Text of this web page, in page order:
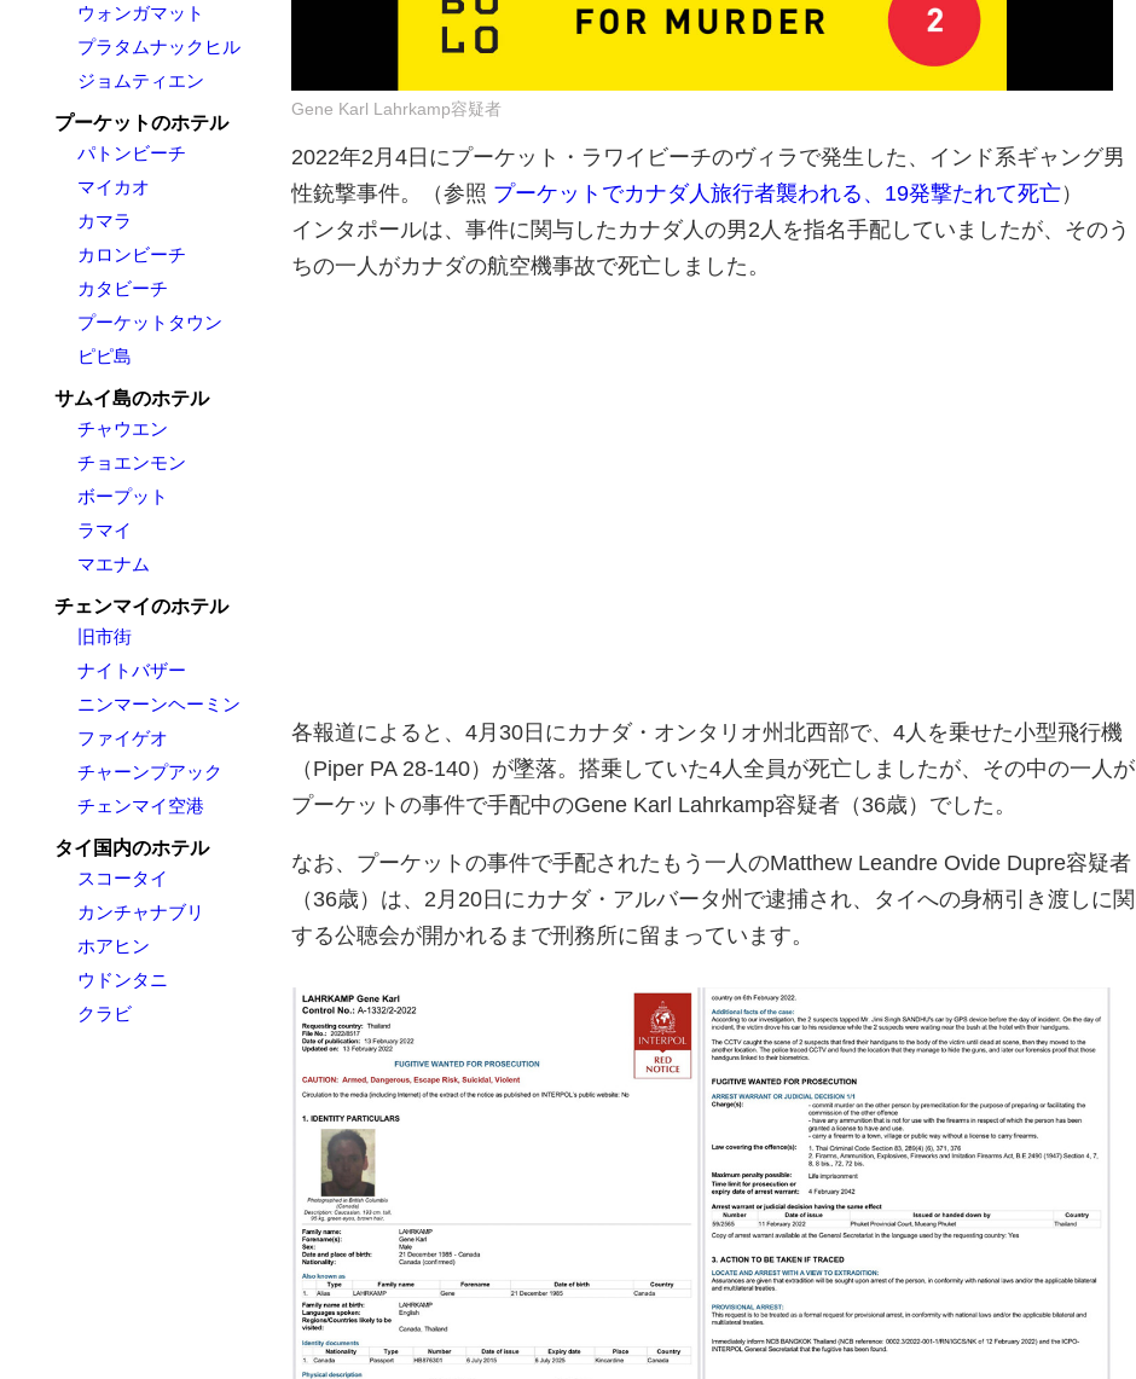
ウォンガマット
プラタムナックヒル
ジョムティエン
プーケットのホテル
パトンビーチ
マイカオ
カマラ
カロンビーチ
カタビーチ
プーケットタウン
ピピ島
サムイ島のホテル
チャウエン
チョエンモン
ボープット
ラマイ
マエナム
チェンマイのホテル
旧市街
ナイトバザー
ニンマーンヘーミン
ファイゲオ
チャーンプアック
チェンマイ空港
タイ国内のホテル
スコータイ
カンチャナブリ
ホアヒン
ウドンタニ
クラビ
Gene Karl Lahrkamp容疑者
2022年2月4日にプーケット・ラワイビーチのヴィラで発生した、インド系ギャング男
性銃撃事件。（参照 プーケットでカナダ人旅行者襲われる、19発撃たれて死亡）
インタポールは、事件に関与したカナダ人の男2人を指名手配していましたが、そのう
ちの一人がカナダの航空機事故で死亡しました。
各報道によると、4月30日にカナダ・オンタリオ州北西部で、4人を乗せた小型飛行機
（Piper PA 28-140）が墜落。搭乗していた4人全員が死亡しましたが、その中の一人が
プーケットの事件で手配中のGene Karl Lahrkamp容疑者（36歳）でした。
なお、プーケットの事件で手配されたもう一人のMatthew Leandre Ovide Dupre容疑者
（36歳）は、2月20日にカナダ・アルバータ州で逮捕され、タイへの身柄引き渡しに関
する公聴会が開かれるまで刑務所に留まっています。